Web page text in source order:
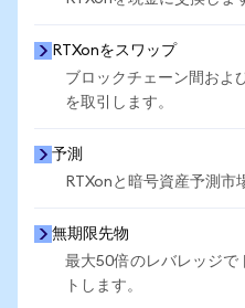
RTXonをスワップ
ブロックチェーン間およ
を取引します。
予測
RTXonと暗号資産予測市
無期限先物
最大50倍のレバレッジで
トします。